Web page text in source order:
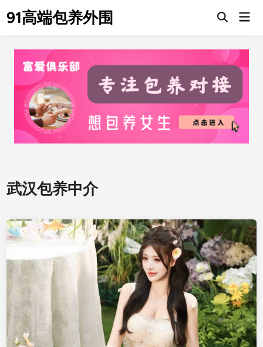
to91高端包养外围
武汉包养中介